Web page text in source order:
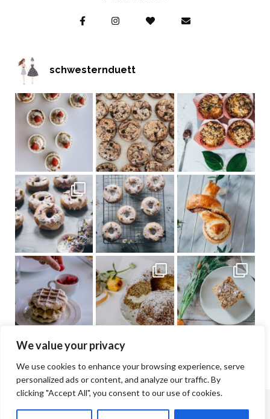
We value your privacy
We use cookies to enhance your browsing experience, serve
personalized ads or content, and analyze our traffic. By
clicking "Accept All", you consent to our use of cookies.
schwesternduett
© Jana & Lisa Cramer | 2026 |Impressum